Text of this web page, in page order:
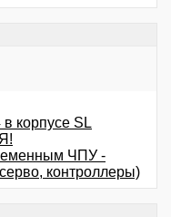
корпусе SL
ЧПУ -
контроллеры)